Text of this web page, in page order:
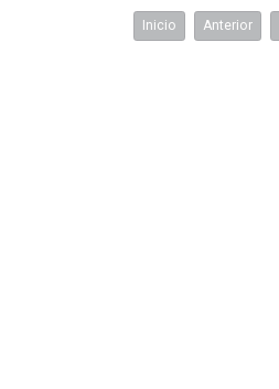
Inicio Anterior